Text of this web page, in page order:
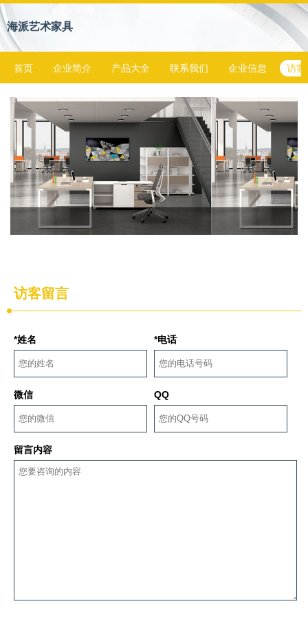
海派艺术家具
首页 企业简介 产品大全 联系我们 企业信息 访客
访客留言
*姓名 *电话
微信 QQ
留言内容